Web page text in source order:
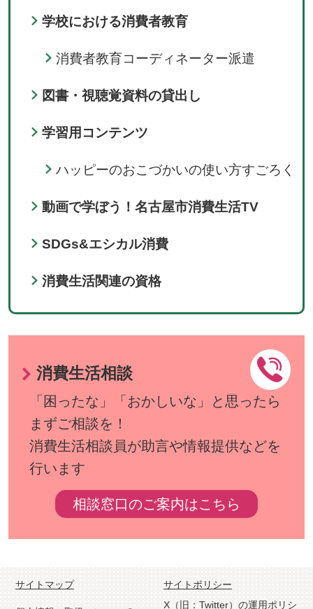
学校における消費者教育
消費者教育コーディネーター派遣
図書・視聴覚資料の貸出し
学習用コンテンツ
ハッピーのおこづかいの使い方すごろく
動画で学ぼう！名古屋市消費生活TV
SDGs&エシカル消費
消費生活関連の資格
消費生活相談
「困ったな」「おかしいな」と思ったら
まずご相談を！
消費生活相談員が助言や情報提供などを
行います
相談窓口のご案内はこちら
サイトマップ サイトポリシー
X（旧：Twitter）の運用ポリシ